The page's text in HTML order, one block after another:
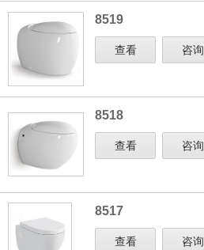
8519
查看 咨询
8518
查看 咨询
8517
查看 咨询